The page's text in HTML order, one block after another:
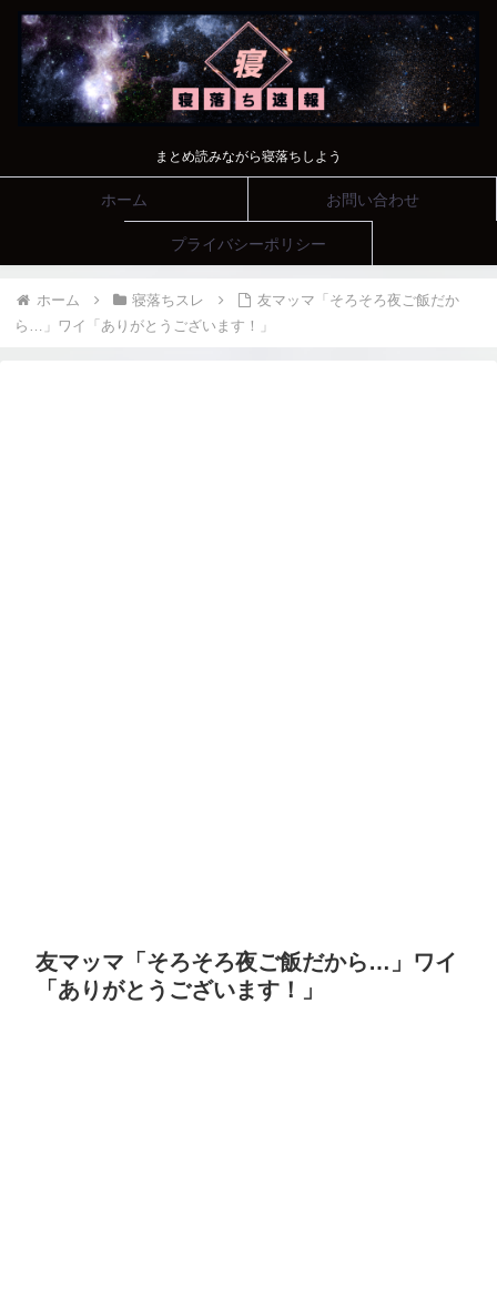
まとめ読みながら寝落ちしよう
ホーム お問い合わせ
プライバシーポリシー
ホーム 寝落ちスレ
友マッマ「そろそろ夜ご飯だか
ら…」ワイ「ありがとうございます！」
友マッマ「そろそろ夜ご飯だから…」ワイ
「ありがとうございます！」